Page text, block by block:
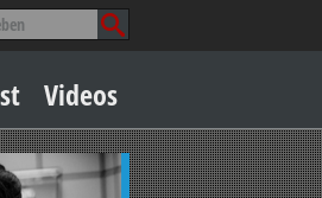
Videos